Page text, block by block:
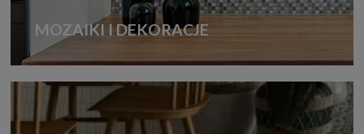
MOZAIKI I DEKORACJE